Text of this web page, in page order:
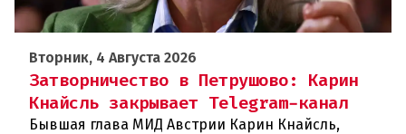
Вторник, 4 Августа 2026
Затворничество в Петрушово: Карин
Кнайсль закрывает Telegram-канал
Бывшая глава МИД Австрии Карин Кнайсль,